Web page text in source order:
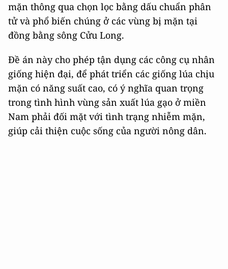
mặn thông qua chọn lọc bằng dấu chuẩn phân
tử và phổ biến chúng ở các vùng bị mặn tại
đồng bằng sông Cửu Long.
Đề án này cho phép tận dụng các công cụ nhân
giống hiện đại, để phát triển các giống lúa chịu
mặn có năng suất cao, có ý nghĩa quan trọng
trong tình hình vùng sản xuất lúa gạo ở miền
Nam phải đối mặt với tình trạng nhiễm mặn,
giúp cải thiện cuộc sống của người nông dân.